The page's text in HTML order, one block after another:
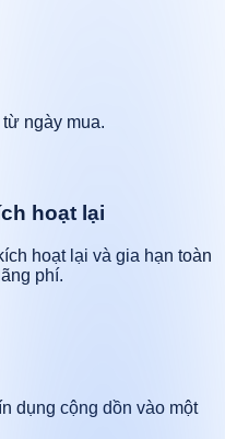
ngày mua.
hoạt lại
hoạt lại và gia hạn toàn
phí.
dụng cộng dồn vào một